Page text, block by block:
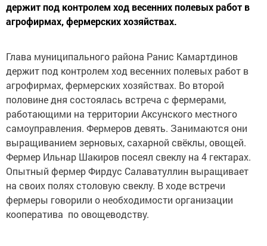
держит под контролем ход весенних полевых работ в
агрофирмах, фермерских хозяйствах.
Глава муниципального района Ранис Камартдинов
держит под контролем ход весенних полевых работ в
агрофирмах, фермерских хозяйствах. Во второй
половине дня состоялась встреча с фермерами,
работающими на территории Аксунского местного
самоуправления. Фермеров девять. Занимаются они
выращиванием зерновых, сахарной свёклы, овощей.
Фермер Ильнар Шакиров посеял свеклу на 4 гектарах.
Опытный фермер Фирдус Салаватуллин выращивает
на своих полях столовую свеклу. В ходе встречи
фермеры говорили о необходимости организации
кооператива по овощеводству.